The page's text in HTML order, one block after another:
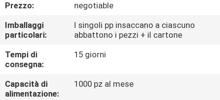
CONTATTICI
RICHIEDA
UNA
CITAZIONE
Prezzo:
negotiable
Imballaggi
particolari:
I singoli pp insaccano a ciascuno
abbattono i pezzi + il cartone
Tempi di
consegna:
15 giorni
Capacità di
alimentazione:
1000 pz al mese